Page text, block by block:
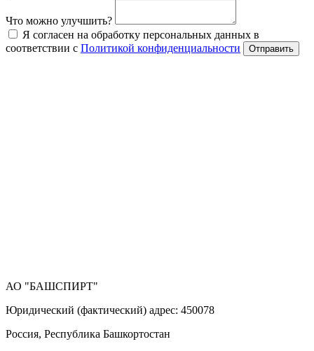
Что можно улучшить?
Я согласен на обработку персональных данных в
соответствии с Политикой конфиденциальности Отправить
АО "БАШСПИРТ"
Юридический (фактический) адрес: 450078
Россия, Республика Башкортостан